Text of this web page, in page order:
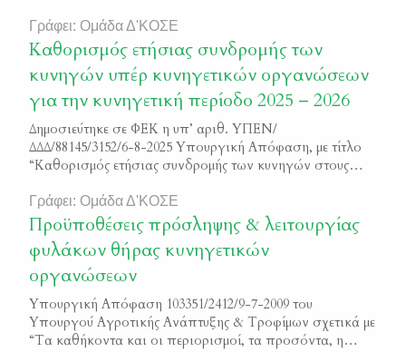
6:00 έως και τη Δευτέρα, 8 Μαρτίου 2021 και ώρα 6:00.”
ΦΕΚ 793/Β/2021
Γράφει: Ομάδα Δ'ΚΟΣΕ
Καθορισμός ετήσιας συνδρομής των
κυνηγών υπέρ κυνηγετικών οργανώσεων
για την κυνηγετική περίοδο 2025 – 2026
Δημοσιεύτηκε σε ΦΕΚ η υπ’ αριθ. ΥΠΕΝ/
ΔΔΔ/88145/3152/6-8-2025 Υπουργική Απόφαση, με τίτλο
“Καθορισμός ετήσιας συνδρομής των κυνηγών στους
Συλλόγους για την κυνηγετική περίοδο 2025-2026”
Μπορείτε να διαβάσετε το κείμενο της απόφαση εδώ
ΦΕΚ 4349/Β/2025
Γράφει: Ομάδα Δ'ΚΟΣΕ
Προϋποθέσεις πρόσληψης & λειτουργίας
φυλάκων θήρας κυνηγετικών
οργανώσεων
Υπουργική Απόφαση 103351/2412/9-7-2009 του
Υπουργού Αγροτικής Ανάπτυξης & Τροφίμων σχετικά με
“Τα καθήκοντα και οι περιορισμοί, τα προσόντα, η